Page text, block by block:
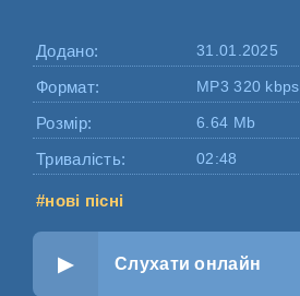
Додано: 31.01.2025
Формат: MP3 320 kbps
Розмір: 6.64 Mb
Тривалість: 02:48
#нові пісні
Слухати онлайн